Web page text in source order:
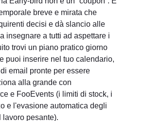
breve e mirata che
decisi e dà slancio alle
insegnare a tutti ad aspettare i
trovi un piano pratico giorno
puoi inserire nel tuo calendario,
email pronte per essere
alla grande con
e FooEvents (i limiti di stock, i
e l'evasione automatica degli
pesante).